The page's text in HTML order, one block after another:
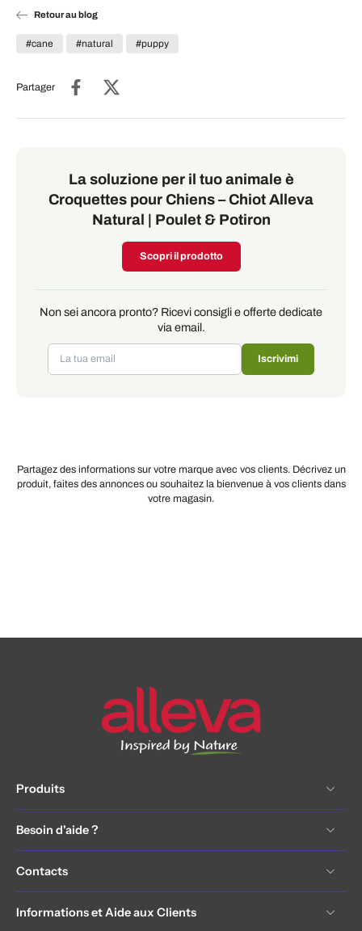
Retour au blog
#cane #natural #puppy
Partager
La soluzione per il tuo animale è
Croquettes pour Chiens – Chiot Alleva
Natural | Poulet & Potiron
Scopri il prodotto
Non sei ancora pronto? Ricevi consigli e offerte dedicate
via email.
Iscrivimi
Partagez des informations sur votre marque avec vos clients. Décrivez un
produit, faites des annonces ou souhaitez la bienvenue à vos clients dans
votre magasin.
Produits
Besoin d'aide ?
Contacts
Informations et Aide aux Clients